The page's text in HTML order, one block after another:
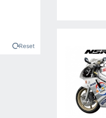
Reset